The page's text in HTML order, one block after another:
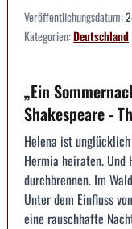
Veröffentlichungsdatum:
Kategorien:Deutschland
„Ein
Shakespeare -
Helena ist
Hermia heiraten.
durchbrennen. Im
Unter dem Einfluss
eine rauschhafte